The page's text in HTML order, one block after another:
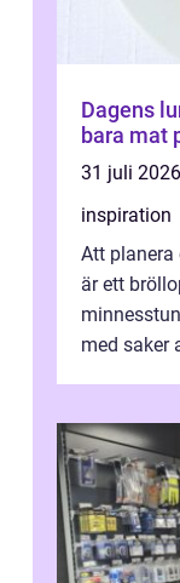
Dagens
bara mat
31 juli 2026
inspiration
Att planera
är ett
med saker